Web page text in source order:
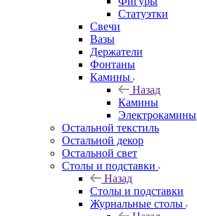
Статуэтки
Свечи
Вазы
Держатели
Фонтаны
Камины
Назад
Камины
Электрокамины
Остальной текстиль
Остальной декор
Остальной свет
Столы и подставки
Назад
Столы и подставки
Журнальные столы